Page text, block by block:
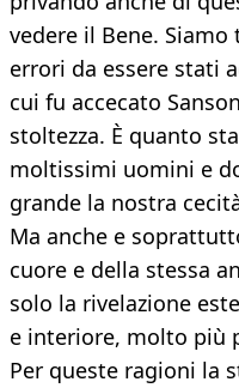
vedere il Bene.
errori da essere stati
cui fu accecato
stoltezza. È quanto
moltissimi uomini e
grande la nostra
Ma anche e
cuore e della stessa
solo la rivelazione
e interiore, molto più
Per queste ragioni la